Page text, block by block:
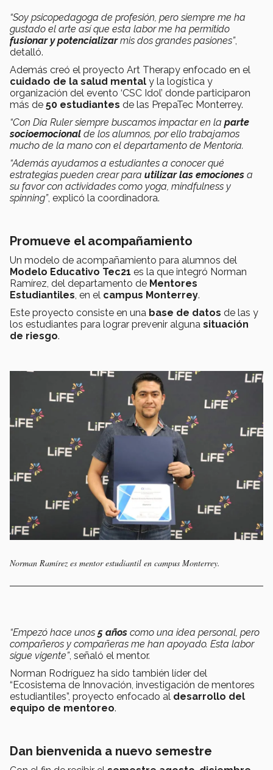
“Soy psicopedagoga de profesión, pero siempre me ha
gustado el arte así que esta labor me ha permitido
fusionar y potencializarmis dos grandes pasiones”,
detalló.
Además creó el proyecto Art Therapy enfocado en el
cuidado de la salud mental y la logística y
organización del evento ‘CSC Idol’ donde participaron
más de 50 estudiantes de las PrepaTec Monterrey.
“Con Día Ruler siempre buscamos impactar en la parte
socioemocional de los alumnos, por ello trabajamos
mucho de la mano con el departamento de Mentoría.
“Además ayudamos a estudiantes a conocer qué
estrategias pueden crear para utilizar las emociones a
su favor con actividades como yoga, mindfulness y
spinning”, explicó la coordinadora.
Promueve el acompañamiento
Un modelo de acompañamiento para alumnos del
Modelo Educativo Tec21 es la que integró Norman
Ramírez, del departamento de Mentores
Estudiantiles, en el campus Monterrey.
Este proyecto consiste en una base de datos de las y
los estudiantes para lograr prevenir alguna situación
de riesgo.
Norman Ramírez es mentor estudiantil en campus Monterrey.
“Empezó hace unos 5 años como una idea personal, pero
compañeros y compañeras me han apoyado. Esta labor
sigue vigente”, señaló el mentor.
Norman Rodríguez ha sido también líder del
“Ecosistema de Innovación, investigación de mentores
estudiantiles”, proyecto enfocado al desarrollo del
equipo de mentoreo.
Dan bienvenida a nuevo semestre